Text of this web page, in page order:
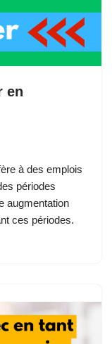
en
à des emplois
périodes
augmentation
ces périodes.